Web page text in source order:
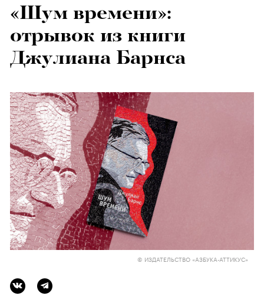
«Шум времени»:
отрывок из книги
Джулиана Барнса
© ИЗДАТЕЛЬСТВО «АЗБУКА-АТТИКУС»